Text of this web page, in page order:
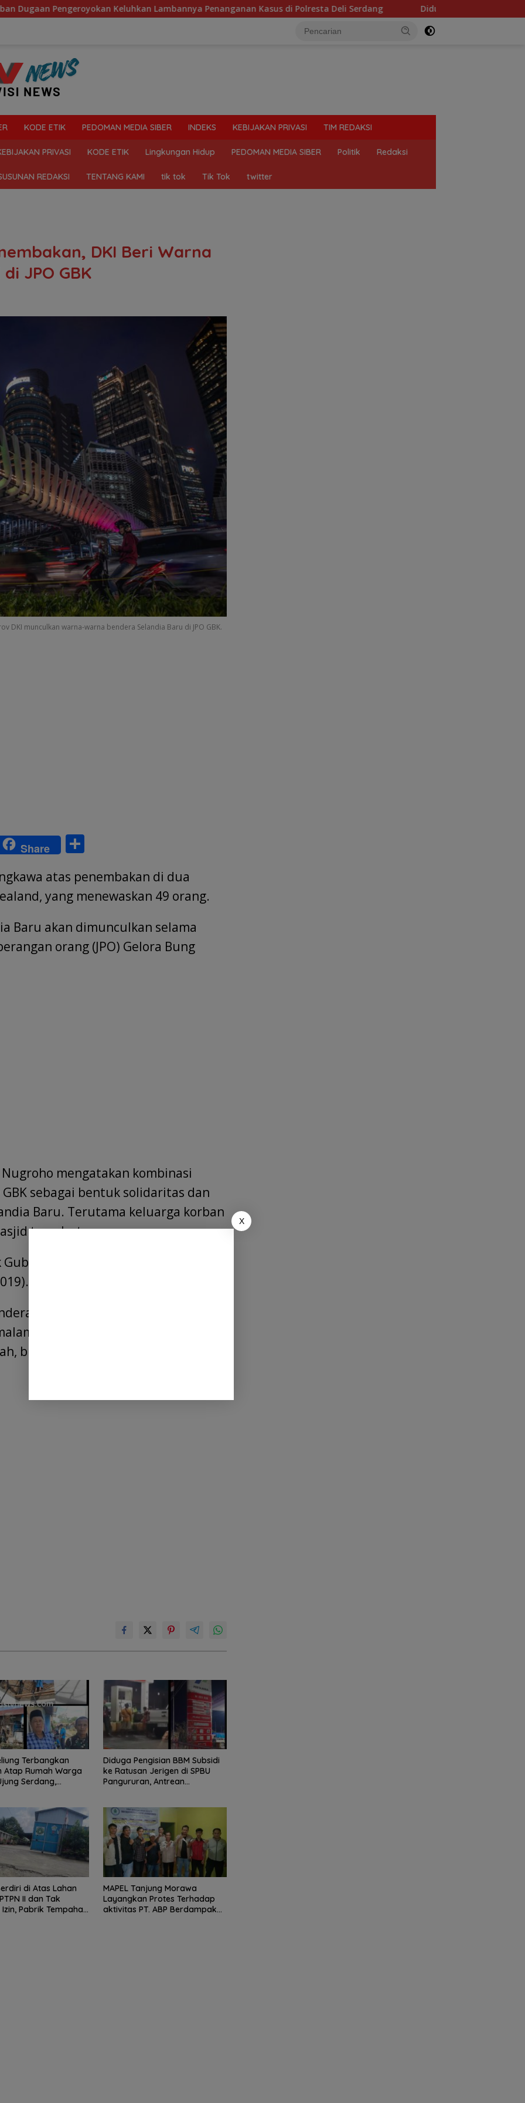
Keluhkan Lambannya Penanganan Kasus di Polresta Deli Serdang Diduga Tercemar Limbah, Ribuan Ikan Mati di
KODE ETIK PEDOMAN MEDIA SIBER INDEKS KEBIJAKAN PRIVASI TIM REDAKSI
PRIVASI KODE ETIK Lingkungan Hidup PEDOMAN MEDIA SIBER Politik Redaksi
REDAKSI TENTANG KAMI tik tok Tik Tok twitter
DKI Beri Warna
JPO GBK
DKI munculkan warna-warna bendera Selandia Baru di JPO GBK.
Share
ar
e
atas penembakan di dua
yang menewaskan 49 orang.
Baru akan dimunculkan selama
orang (JPO) Gelora Bung
mengatakan kombinasi
sebagai bentuk solidaritas dan
Baru. Terutama keluarga korban
tersebut.
ujar Hari lewat
Selandia Baru ini sudah
Kombinasi warna yang ada di
biru, dan putih.
Terbangkan
Atap Rumah Warga
Serdang,
Diduga Pengisian BBM Subsidi
ke Ratusan Jerigen di SPBU
Pangururan, Antrean
di Atas Lahan
II dan Tak
Pabrik Tempahan
MAPEL Tanjung Morawa
Layangkan Protes Terhadap
aktivitas PT. ABP Berdampak
X